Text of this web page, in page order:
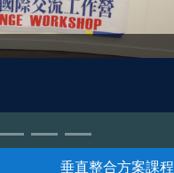
垂直整合方案課程